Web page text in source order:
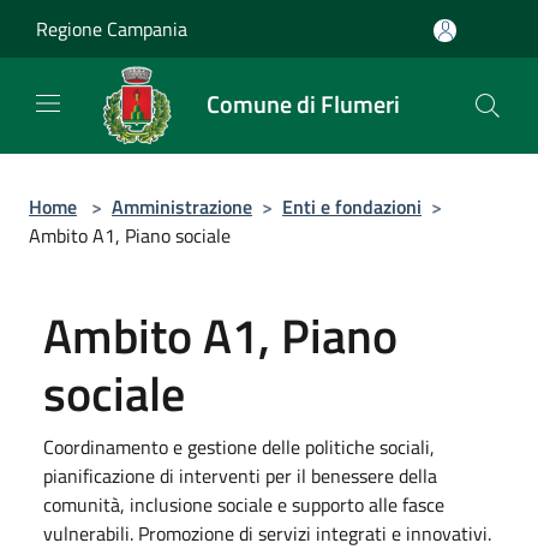
Regione Campania
Comune di Flumeri
Home > Amministrazione > Enti e fondazioni >
Ambito A1, Piano sociale
Ambito A1, Piano
sociale
Coordinamento e gestione delle politiche sociali,
pianificazione di interventi per il benessere della
comunità, inclusione sociale e supporto alle fasce
vulnerabili. Promozione di servizi integrati e innovativi.